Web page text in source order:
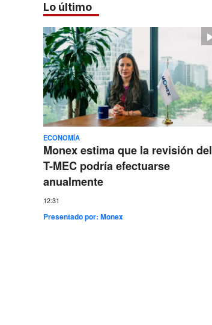
Lo último
ECONOMÍA
Monex estima que la revisión del
T-MEC podría efectuarse
anualmente
12:31
Presentado por:Monex